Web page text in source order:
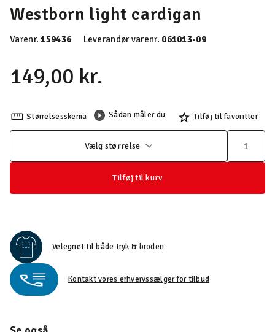
Westborn light cardigan
Varenr.159436 Leverandør varenr. 061013-09
149,00 kr.
Størrelsesskema Sådan måler du Tilføj til favoritter
Vælg størrelse
Tilføj til kurv
Velegnet til både tryk & broderi
Kontakt vores erhvervssælger for tilbud